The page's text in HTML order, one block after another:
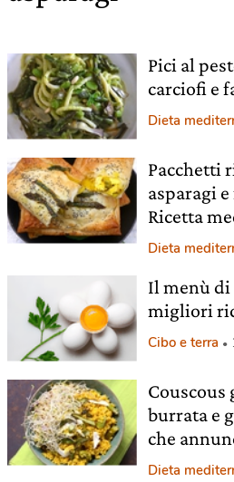
Pici al
carciofi e
Dieta
Pacchetti
asparagi
Ricetta
Dieta
Il menù di
migliori
Cibo e terra
Couscous
burrata e
che
Dieta